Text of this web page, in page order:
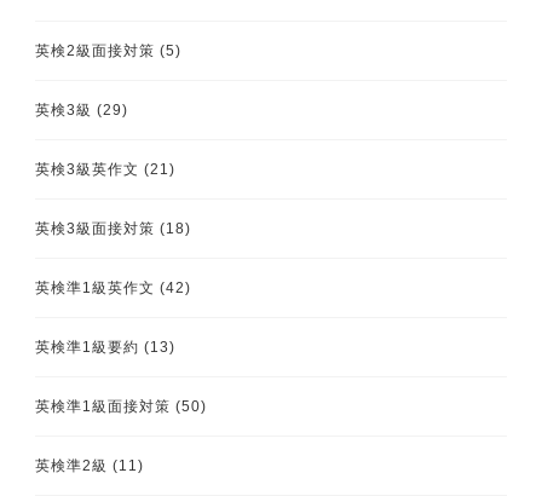
英検2級面接対策 (5)
英検3級 (29)
英検3級英作文 (21)
英検3級面接対策 (18)
英検準1級英作文 (42)
英検準1級要約 (13)
英検準1級面接対策 (50)
英検準2級 (11)